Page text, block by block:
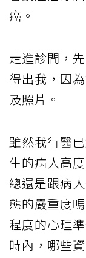
癌。
走進診間，
得出我，因
及照片。
雖然我行醫
生的病人高
總還是跟病
態的嚴重度
程度的心理
時內，哪些